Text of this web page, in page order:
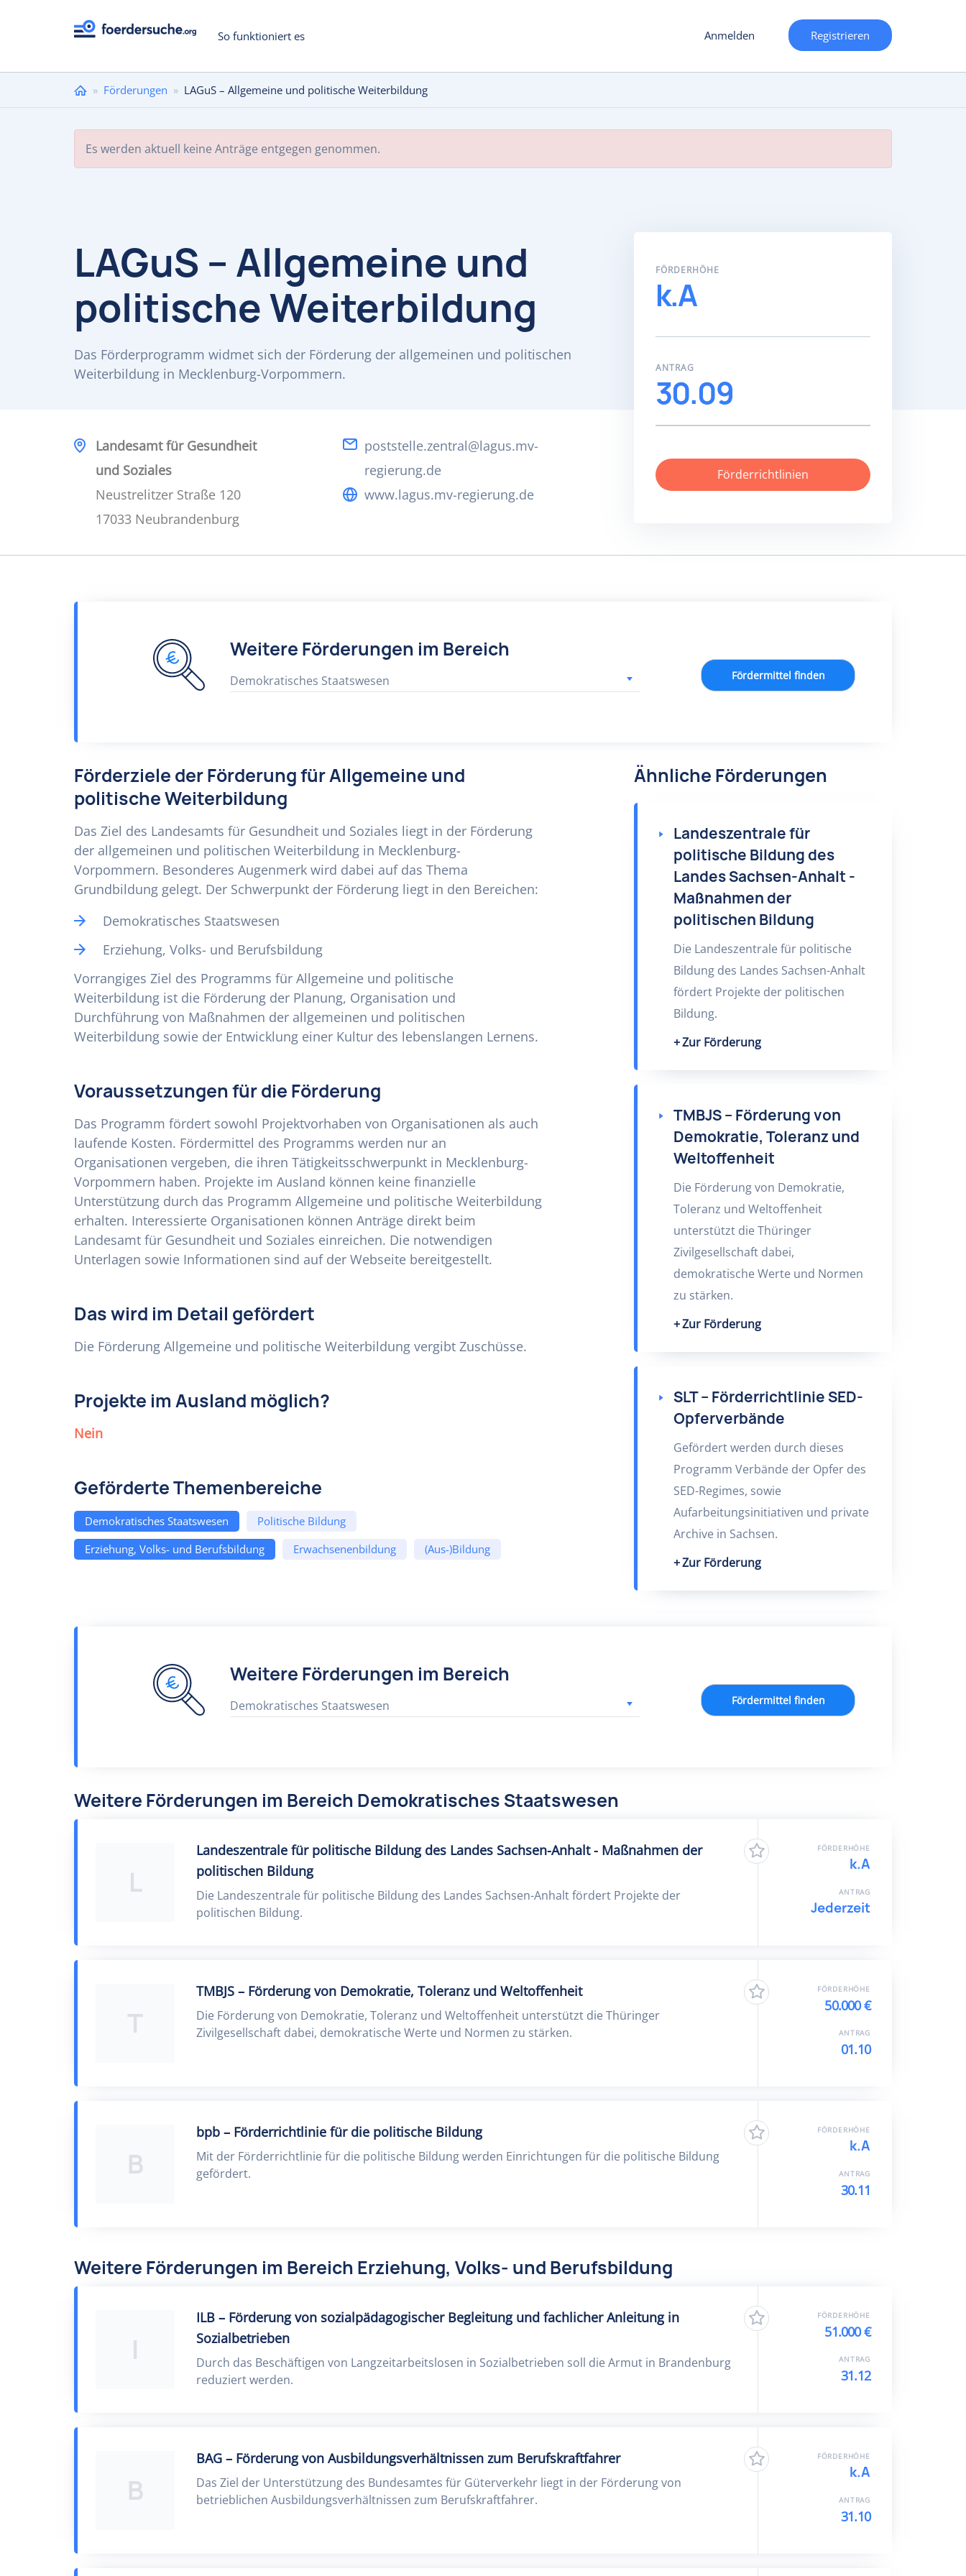
So funktioniert es Anmelden Registrieren
Sie
hier
» Förderungen » LAGuS – Allgemeine und politische Weiterbildung
Es werden aktuell keine Anträge entgegen genommen.
LAGuS – Allgemeine und
politische Weiterbildung
Das Förderprogramm widmet sich der Förderung der allgemeinen und politischen
Weiterbildung in Mecklenburg-Vorpommern.
Landesamt für Gesundheit
und Soziales
Neustrelitzer Straße 120
17033 Neubrandenburg
poststelle.zentral@lagus.mv-
regierung.de
www.lagus.mv-regierung.de
FÖRDERHÖHE
k.A
ANTRAG
30.09
Förderrichtlinien
Weitere Förderungen im Bereich
Demokratisches Staatswesen Fördermittel finden
Förderziele der Förderung für Allgemeine und
politische Weiterbildung
Das Ziel des Landesamts für Gesundheit und Soziales liegt in der Förderung
der allgemeinen und politischen Weiterbildung in Mecklenburg-
Vorpommern. Besonderes Augenmerk wird dabei auf das Thema
Grundbildung gelegt. Der Schwerpunkt der Förderung liegt in den Bereichen:
Demokratisches Staatswesen
Erziehung, Volks- und Berufsbildung
Vorrangiges Ziel des Programms für Allgemeine und politische
Weiterbildung ist die Förderung der Planung, Organisation und
Durchführung von Maßnahmen der allgemeinen und politischen
Weiterbildung sowie der Entwicklung einer Kultur des lebenslangen Lernens.
Voraussetzungen für die Förderung
Das Programm fördert sowohl Projektvorhaben von Organisationen als auch
laufende Kosten. Fördermittel des Programms werden nur an
Organisationen vergeben, die ihren Tätigkeitsschwerpunkt in Mecklenburg-
Vorpommern haben. Projekte im Ausland können keine finanzielle
Unterstützung durch das Programm Allgemeine und politische Weiterbildung
erhalten. Interessierte Organisationen können Anträge direkt beim
Landesamt für Gesundheit und Soziales einreichen. Die notwendigen
Unterlagen sowie Informationen sind auf der Webseite bereitgestellt.
Das wird im Detail gefördert
Die Förderung Allgemeine und politische Weiterbildung vergibt Zuschüsse.
Projekte im Ausland möglich?
Nein
Geförderte Themenbereiche
Demokratisches Staatswesen
Politische Bildung
Erziehung, Volks- und Berufsbildung
Erwachsenenbildung (Aus-)Bildung
Ähnliche Förderungen
Landeszentrale für
politische Bildung des
Landes Sachsen-Anhalt -
Maßnahmen der
politischen Bildung
Die Landeszentrale für politische
Bildung des Landes Sachsen-Anhalt
fördert Projekte der politischen
Bildung.
Zur Förderung
TMBJS – Förderung von
Demokratie, Toleranz und
Weltoffenheit
Die Förderung von Demokratie,
Toleranz und Weltoffenheit
unterstützt die Thüringer
Zivilgesellschaft dabei,
demokratische Werte und Normen
zu stärken.
Zur Förderung
SLT – Förderrichtlinie SED-
Opferverbände
Gefördert werden durch dieses
Programm Verbände der Opfer des
SED-Regimes, sowie
Aufarbeitungsinitiativen und private
Archive in Sachsen.
Zur Förderung
Weitere Förderungen im Bereich
Demokratisches Staatswesen Fördermittel finden
Weitere Förderungen im Bereich Demokratisches Staatswesen
L
Landeszentrale für politische Bildung des Landes Sachsen-Anhalt - Maßnahmen der
politischen Bildung
Die Landeszentrale für politische Bildung des Landes Sachsen-Anhalt fördert Projekte der
politischen Bildung.
FÖRDERHÖHE
k.A
ANTRAG
Jederzeit
T
TMBJS – Förderung von Demokratie, Toleranz und Weltoffenheit
Die Förderung von Demokratie, Toleranz und Weltoffenheit unterstützt die Thüringer
Zivilgesellschaft dabei, demokratische Werte und Normen zu stärken.
FÖRDERHÖHE
50.000 €
ANTRAG
01.10
B
bpb – Förderrichtlinie für die politische Bildung
Mit der Förderrichtlinie für die politische Bildung werden Einrichtungen für die politische Bildung
gefördert.
FÖRDERHÖHE
k.A
ANTRAG
30.11
Weitere Förderungen im Bereich Erziehung, Volks- und Berufsbildung
I
ILB – Förderung von sozialpädagogischer Begleitung und fachlicher Anleitung in
Sozialbetrieben
Durch das Beschäftigen von Langzeitarbeitslosen in Sozialbetrieben soll die Armut in Brandenburg
reduziert werden.
FÖRDERHÖHE
51.000 €
ANTRAG
31.12
B
BAG – Förderung von Ausbildungsverhältnissen zum Berufskraftfahrer
Das Ziel der Unterstützung des Bundesamtes für Güterverkehr liegt in der Förderung von
betrieblichen Ausbildungsverhältnissen zum Berufskraftfahrer.
FÖRDERHÖHE
k.A
ANTRAG
31.10